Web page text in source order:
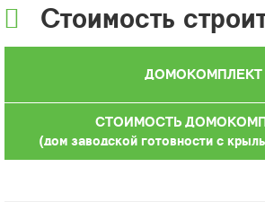
Стоимость
ДОМОКОМПЛЕКТ
СТОИМОСТЬ
(дом заводской готовности с